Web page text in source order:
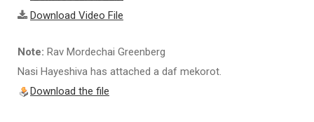
Download Video File
Note: Rav Mordechai Greenberg
Nasi Hayeshiva has attached a daf mekorot.
Download the file